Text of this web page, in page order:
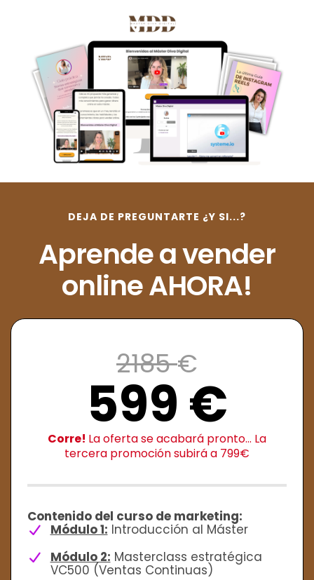
DEJA DE PREGUNTARTE ¿Y SI...?
Aprende a vender
online AHORA!
2185€
599 €
Corre! La oferta se acabará pronto... La
tercera promoción subirá a 799€
Contenido del curso de marketing:
Módulo 1: Introducción al Máster
Módulo 2: Masterclass estratégica
VC500 (Ventas Continuas)